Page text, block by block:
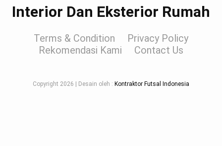
Interior Dan Eksterior Rumah
Terms & Condition
Privacy Policy
Rekomendasi Kami
Contact Us
Copyright 2026 | Desain oleh : Kontraktor Futsal Indonesia